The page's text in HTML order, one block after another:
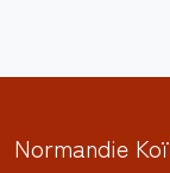
Normandie Koï